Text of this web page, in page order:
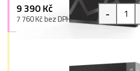
9 390 Kč
7 760 Kč bez DPH -